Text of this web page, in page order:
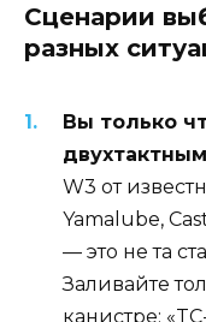
Сценарии
разных
Вы только
W3 от
Yamalube,
— это не та
Заливайте
канистре: